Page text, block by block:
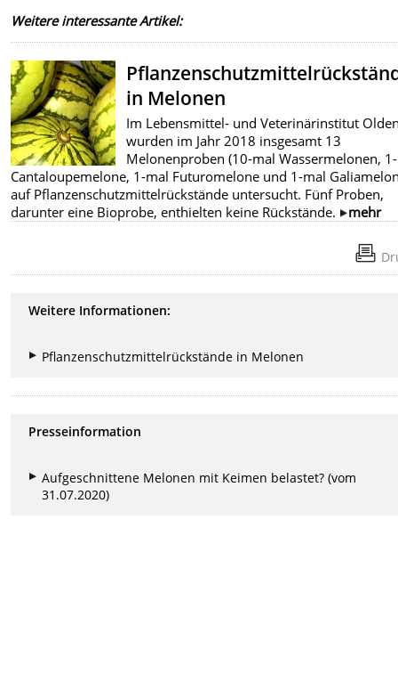
Weitere interessante Artikel:
in Melonen
Im Lebensmittel- und Veterinärinstitut
wurden im Jahr 2018 insgesamt 13
Melonenproben (10-mal Wassermelonen,
Cantaloupemelone, 1-mal Futuromelone und 1-mal
auf Pflanzenschutzmittelrückstände untersucht. Fünf Proben,
darunter eine Bioprobe, enthielten keine Rückstände.
mehr
Weitere Informationen:
Pflanzenschutzmittelrückstände in Melonen
Presseinformation
Aufgeschnittene Melonen mit Keimen belastet? (vom
31.07.2020)